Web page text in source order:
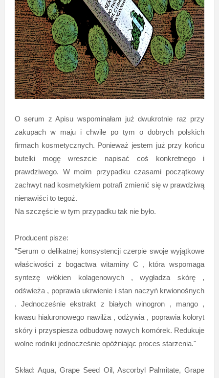
O serum z Apisu wspominałam już dwukrotnie raz przy
zakupach w maju i chwile po tym o dobrych polskich
firmach kosmetycznych. Ponieważ jestem już przy końcu
butelki mogę wreszcie napisać coś konkretnego i
prawdziwego. W moim przypadku czasami początkowy
zachwyt nad kosmetykiem potrafi zmienić się w prawdziwą
nienawiści to tegoż.
Na szczęście w tym przypadku tak nie było.
Producent pisze:
"Serum o delikatnej konsystencji czerpie swoje wyjątkowe
właściwości z bogactwa witaminy C , która wspomaga
syntezę włókien kolagenowych , wygładza skórę ,
odświeża , poprawia ukrwienie i stan naczyń krwionośnych
. Jednocześnie ekstrakt z białych winogron , mango ,
kwasu hialuronowego nawilża , odżywia , poprawia koloryt
skóry i przyspiesza odbudowę nowych komórek. Redukuje
wolne rodniki jednocześnie opóźniając proces starzenia."
Skład: Aqua, Grape Seed Oil, Ascorbyl Palmitate, Grape